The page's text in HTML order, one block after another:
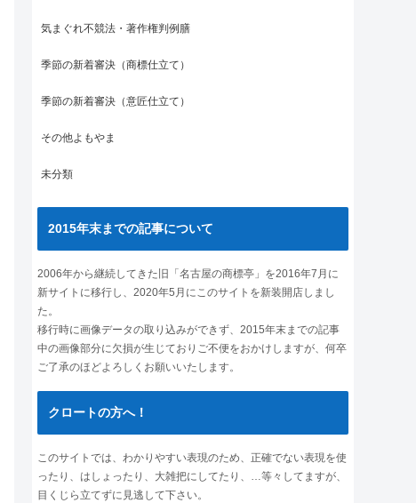
気まぐれ不競法・著作権判例膳
季節の新着審決（商標仕立て）
季節の新着審決（意匠仕立て）
その他よもやま
未分類
2015年末までの記事について
2006年から継続してきた旧「名古屋の商標亭」を2016年7月に
新サイトに移行し、2020年5月にこのサイトを新装開店しまし
た。
移行時に画像データの取り込みができず、2015年末までの記事
中の画像部分に欠損が生じておりご不便をおかけしますが、何卒
ご了承のほどよろしくお願いいたします。
クロートの方へ！
このサイトでは、わかりやすい表現のため、正確でない表現を使
ったり、はしょったり、大雑把にしてたり、…等々してますが、
目くじら立てずに見逃して下さい。